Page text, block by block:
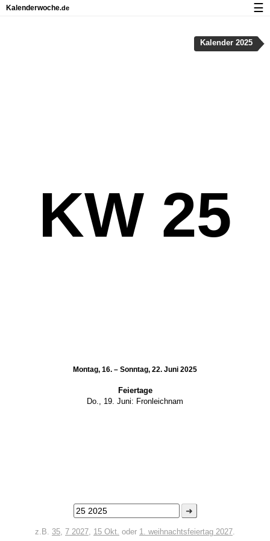
KW 25
Montag, 16. – Sonntag, 22. Juni 2025
Feiertage
Do., 19. Juni: Fronleichnam
➜
z.B. 35, 7 2027, 15 Okt. oder 1. weihnachtsfeiertag 2027.
Kalender 2025
Kalenderwoche.de ☰